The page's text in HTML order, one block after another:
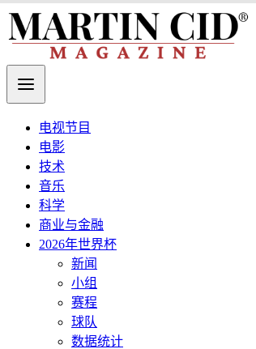
电视节目
电影
技术
音乐
科学
商业与金融
2026年世界杯
新闻
小组
赛程
球队
数据统计